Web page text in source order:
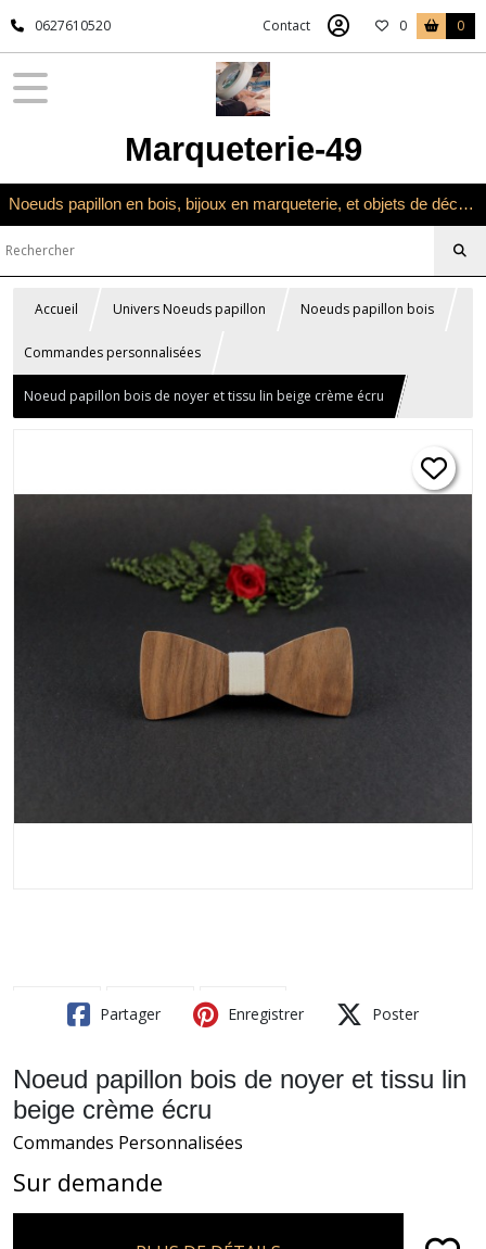
0627610520 Contact 0 0
Marqueterie-49
Noeuds papillon en bois, bijoux en marqueterie, et objets de décoration en marqueterie bois
Accueil Univers Noeuds papillon Noeuds papillon bois
Commandes personnalisées
Noeud papillon bois de noyer et tissu lin beige crème écru
Partager Enregistrer Poster
Noeud papillon bois de noyer et tissu lin
beige crème écru
Commandes Personnalisées
Sur demande